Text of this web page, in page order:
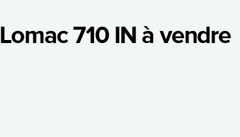
Lomac 710 IN à vendre